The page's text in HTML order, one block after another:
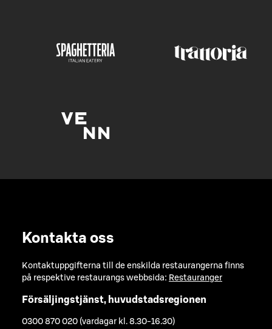
Kontakta oss
Kontaktuppgifterna till de enskilda restaurangerna finns
på respektive restaurangs webbsida: Restauranger
Försäljingstjänst, huvudstadsregionen
0300 870 020 (vardagar kl. 8.30-16.30)